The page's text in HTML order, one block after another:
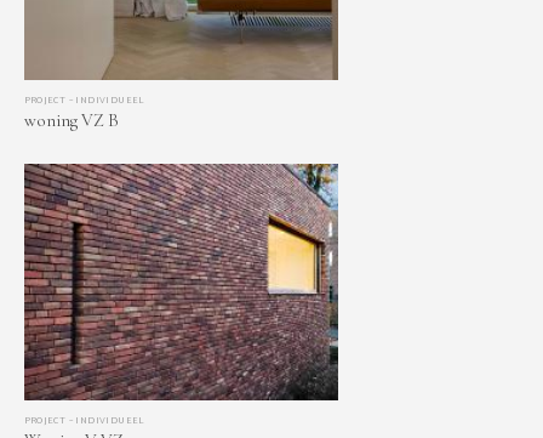
PROJECT – INDIVIDUEEL
woning VZ B
PROJECT – INDIVIDUEEL